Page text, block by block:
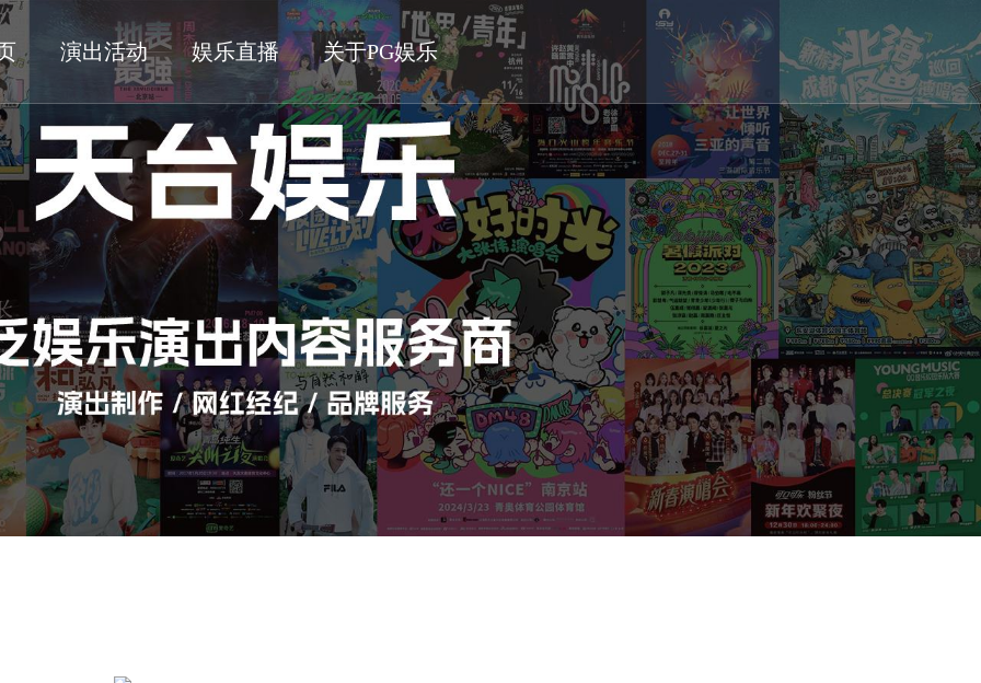
演出活动 娱乐直播 关于PG娱乐